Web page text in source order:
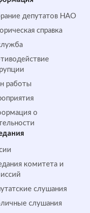
депутатов НАО
справка
работы
о
комитета и
слушания
слушания